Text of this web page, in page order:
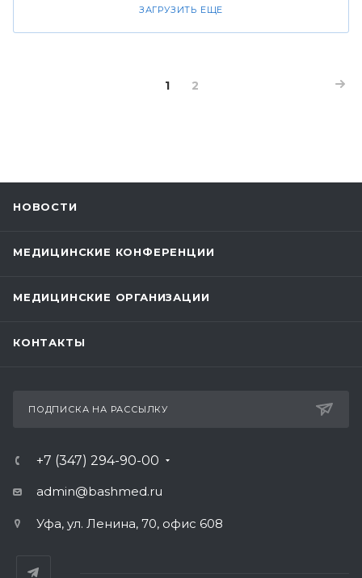
ЗАГРУЗИТЬ ЕЩЕ
1 2
НОВОСТИ
МЕДИЦИНСКИЕ КОНФЕРЕНЦИИ
МЕДИЦИНСКИЕ ОРГАНИЗАЦИИ
КОНТАКТЫ
ПОДПИСКА НА РАССЫЛКУ
+7 (347) 294-90-00
admin@bashmed.ru
Уфа, ул. Ленина, 70, офис 608